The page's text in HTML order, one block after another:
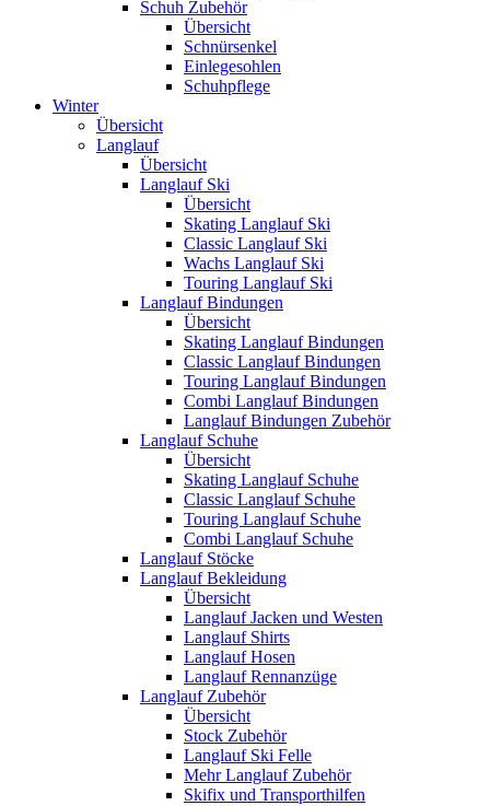
Schuh Zubehör
Übersicht
Schnürsenkel
Einlegesohlen
Schuhpflege
Winter
Übersicht
Langlauf
Übersicht
Langlauf Ski
Übersicht
Skating Langlauf Ski
Classic Langlauf Ski
Wachs Langlauf Ski
Touring Langlauf Ski
Langlauf Bindungen
Übersicht
Skating Langlauf Bindungen
Classic Langlauf Bindungen
Touring Langlauf Bindungen
Combi Langlauf Bindungen
Langlauf Bindungen Zubehör
Langlauf Schuhe
Übersicht
Skating Langlauf Schuhe
Classic Langlauf Schuhe
Touring Langlauf Schuhe
Combi Langlauf Schuhe
Langlauf Stöcke
Langlauf Bekleidung
Übersicht
Langlauf Jacken und Westen
Langlauf Shirts
Langlauf Hosen
Langlauf Rennanzüge
Langlauf Zubehör
Übersicht
Stock Zubehör
Langlauf Ski Felle
Mehr Langlauf Zubehör
Skifix und Transporthilfen